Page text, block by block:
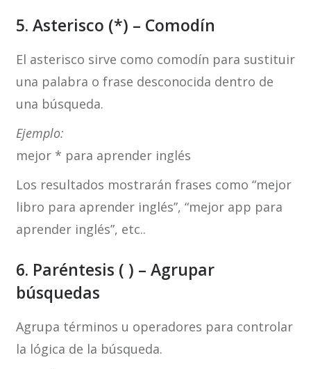
5. Asterisco (*) – Comodín
El asterisco sirve como comodín para sustituir
una palabra o frase desconocida dentro de
una búsqueda.
Ejemplo:
mejor * para aprender inglés
Los resultados mostrarán frases como “mejor
libro para aprender inglés”, “mejor app para
aprender inglés”, etc..
6. Paréntesis ( ) – Agrupar
búsquedas
Agrupa términos u operadores para controlar
la lógica de la búsqueda.